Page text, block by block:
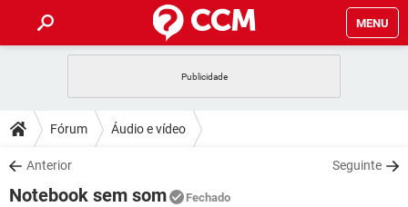
MENU
CELULAR
OUTLOOK
INSTAGRAM GMAIL
DICAS
JOGOS
DOWNLOADS
JOGOS WHATSAPP
Fórum Áudio e vídeo
Anterior Seguinte
Notebook sem som Fechado